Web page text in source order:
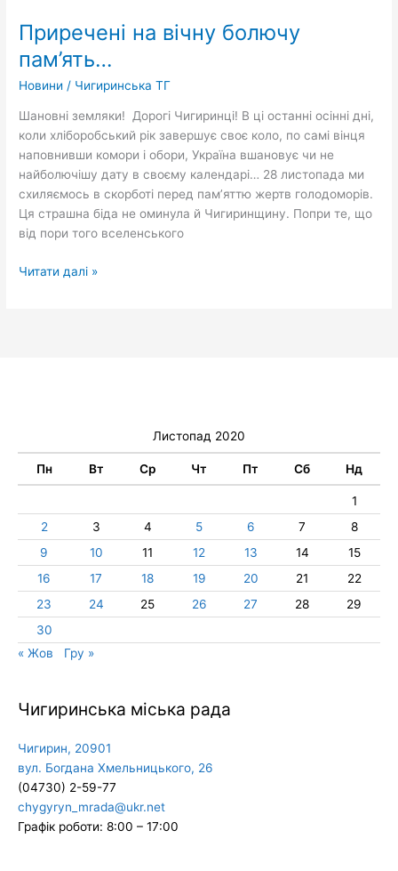
Приречені на вічну болючу
пам’ять…
Новини / Чигиринська ТГ
Шановні земляки! Дорогі Чигиринці! В ці останні осінні дні,
коли хліборобський рік завершує своє коло, по самі вінця
наповнивши комори і обори, Україна вшановує чи не
найболючішу дату в своєму календарі… 28 листопада ми
схиляємось в скорботі перед пам’яттю жертв голодоморів.
Ця страшна біда не оминула й Чигиринщину. Попри те, що
від пори того вселенського
вічну
болючу
пам’ять…
Читати далі »
Листопад 2020
Пн Вт Ср Чт Пт Сб Нд
1
2
3 4 5 6 7
8
9
10 11 12 13 14
15
16
17 18 19 20 21
22
23
24 25 26 27 28
29
30
« Жов
Гру »
Чигиринська міська рада
Чигирин, 20901
вул. Богдана Хмельницького, 26
(04730) 2-59-77
chygyryn_mrada@ukr.net
Графік роботи: 8:00 – 17:00